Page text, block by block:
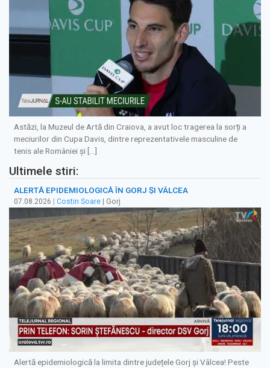
Astăzi, la Muzeul de Artă din Craiova, a avut loc tragerea la sorți a
meciurilor din Cupa Davis, dintre reprezentativele masculine de
tenis ale României și […]
Ultimele stiri:
ALERTĂ EPIDEMIOLOGICĂ ÎN GORJ ȘI VÂLCEA
07.08.2026 Costin Soare | Gorj
Alertă epidemiologică la limita dintre județele Gorj și Vâlcea! Peste